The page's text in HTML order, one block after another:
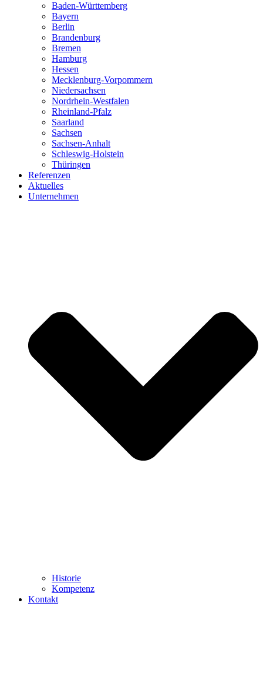
Baden-Württemberg
Bayern
Berlin
Brandenburg
Bremen
Hamburg
Hessen
Mecklenburg-Vorpommern
Niedersachsen
Nordrhein-Westfalen
Rheinland-Pfalz
Saarland
Sachsen
Sachsen-Anhalt
Schleswig-Holstein
Thüringen
Referenzen
Aktuelles
Unternehmen
Historie
Kompetenz
Kontakt